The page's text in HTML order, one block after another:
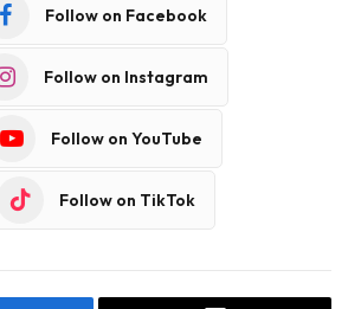
Follow on Facebook
Follow on Instagram
Follow on YouTube
Follow on TikTok